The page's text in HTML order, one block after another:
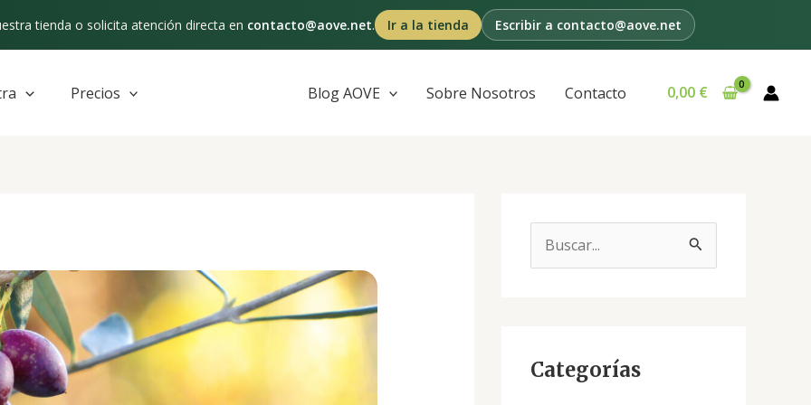
tienda o solicita atención directa en contacto@aove.net. Ir a la tienda Escribir a contacto@aove.net
Precios Blog AOVE Sobre Nosotros Contacto 0,00 €
a
Categorías